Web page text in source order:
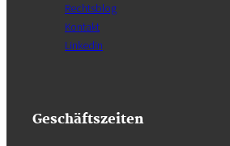
Rechtsblog
Kontakt
Linkedin
Geschäftszeiten